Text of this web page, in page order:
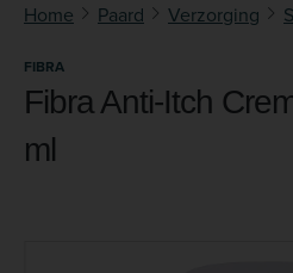
Home Paard Verzorging
FIBRA
Fibra Anti-Itch
ml